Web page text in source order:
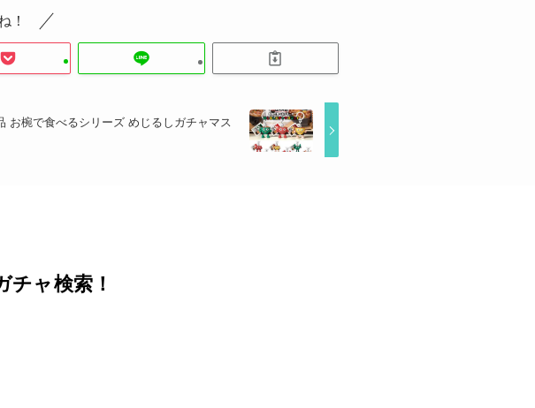
！
お椀で食べるシリーズ めじるしガチャマス
チャ検索！